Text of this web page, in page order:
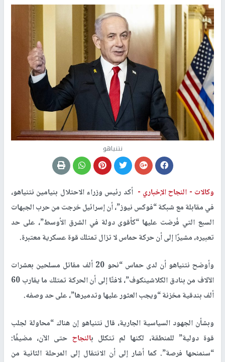
نتنياهو
وكالات - النجاح الإخباري - أكد رئيس وزراء الاحتلال بنيامين نتنياهو،
في مقابلة مع شبكة “فوكس نيوز”، أن إسرائيل خرجت من حرب الجبهات
السبع التي فُرضت عليها “كأقوى دولة في الشرق الأوسط”، على حد
تعبيره، مشيرًا إلى أن حركة حماس لا تزال تمتلك قوة عسكرية معتبرة.
وأوضح نتنياهو أن لدى حماس “نحو 20 ألف مقاتل مسلحين بعشرات
الآلاف من بنادق الكلاشينكوف”، لافتًا إلى أن الحركة تمتلك ما يقارب 60
ألف بندقية مخزنة “ويجب العثور عليها وتدميرها”، على حد وصفه.
وبشأن الجهود السياسية الجارية، قال نتنياهو إن هناك “محاولة لجلب
قوة دولية” للمنطقة، لكنها لم تتكلل بالنجاح حتى الآن، مضيفًا:
“سنمنحها فرصة”. كما أشار إلى أن الانتقال إلى المرحلة الثانية من